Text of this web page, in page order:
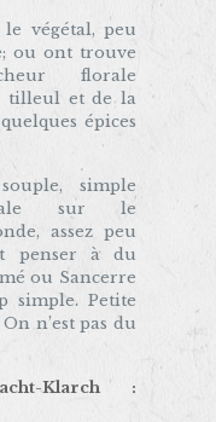
végétal, peu
ou ont trouve
florale
tilleul et de la
épices
simple
sur le
assez peu
penser à du
ou Sancerre
simple. Petite
n’est pas du
Klarch :